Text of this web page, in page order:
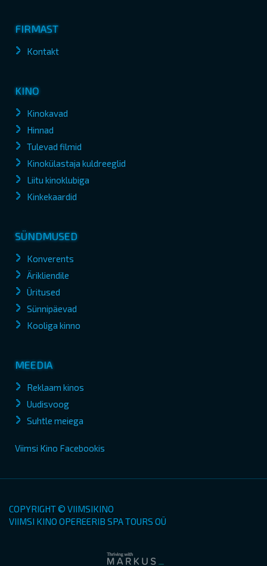
FIRMAST
Kontakt
KINO
Kinokavad
Hinnad
Tulevad filmid
Kinokülastaja kuldreeglid
Liitu kinoklubiga
Kinkekaardid
SÜNDMUSED
Konverents
Ärikliendile
Üritused
Sünnipäevad
Kooliga kinno
MEEDIA
Reklaam kinos
Uudisvoog
Suhtle meiega
Viimsi Kino Facebookis
COPYRIGHT © VIIMSIKINO
VIIMSI KINO OPEREERIB SPA TOURS OÜ